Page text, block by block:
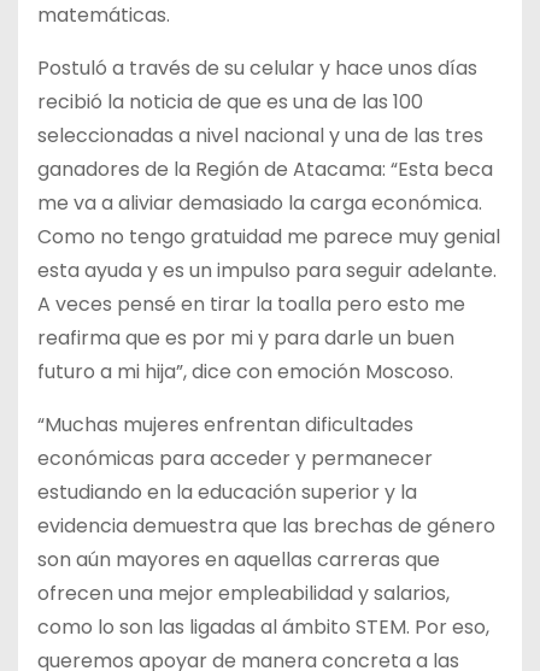
matemáticas.
Postuló a través de su celular y hace unos días
recibió la noticia de que es una de las 100
seleccionadas a nivel nacional y una de las tres
ganadores de la Región de Atacama: “Esta beca
me va a aliviar demasiado la carga económica.
Como no tengo gratuidad me parece muy genial
esta ayuda y es un impulso para seguir adelante.
A veces pensé en tirar la toalla pero esto me
reafirma que es por mi y para darle un buen
futuro a mi hija”, dice con emoción Moscoso.
“Muchas mujeres enfrentan dificultades
económicas para acceder y permanecer
estudiando en la educación superior y la
evidencia demuestra que las brechas de género
son aún mayores en aquellas carreras que
ofrecen una mejor empleabilidad y salarios,
como lo son las ligadas al ámbito STEM. Por eso,
queremos apoyar de manera concreta a las